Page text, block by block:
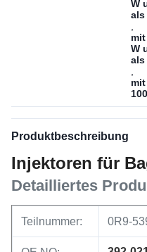
W
als
W
als
Produktbeschreibung
Injektoren für
Detailliertes
Teilnummer: 0R9-